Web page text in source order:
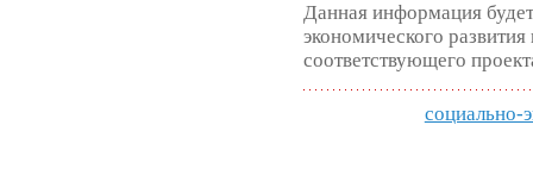
Данная информация
экономического
соответствующего
социально-